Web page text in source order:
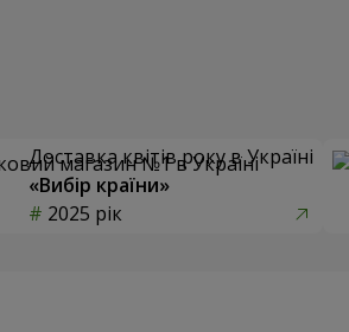
Доставка квітів року в Україні
«Вибір країни»
2025 рік